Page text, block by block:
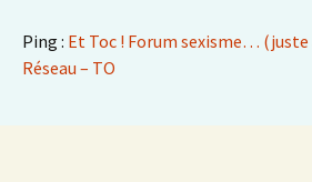
Ping : Et Toc ! Forum sexisme…
Réseau – TO